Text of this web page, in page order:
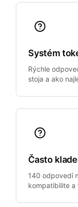
Systém
Rýchle
stoja a ako
Často
140 odpovedí
kompatibilite a